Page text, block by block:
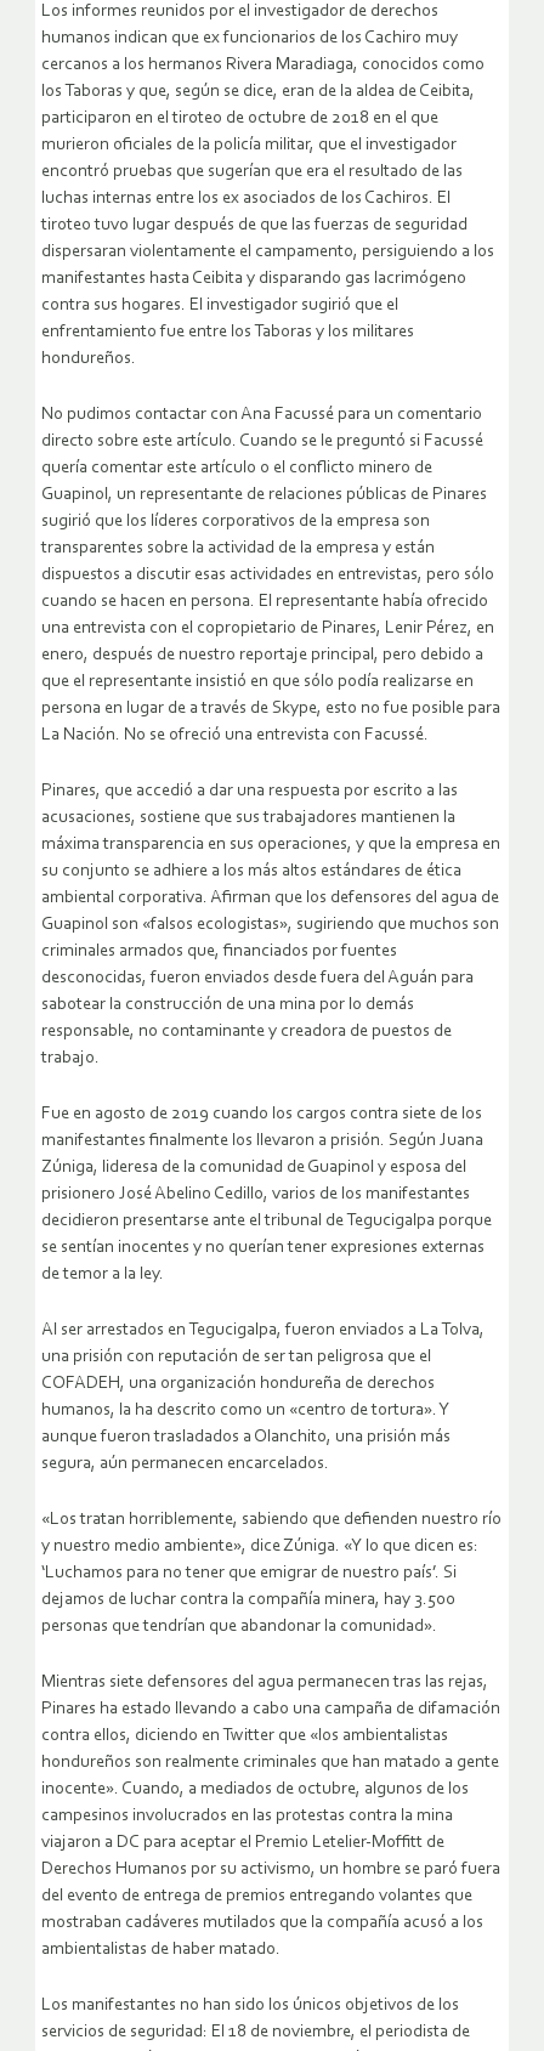
Los informes reunidos por el investigador de derechos
humanos indican que ex funcionarios de los Cachiro muy
cercanos a los hermanos Rivera Maradiaga, conocidos como
los Taboras y que, según se dice, eran de la aldea de Ceibita,
participaron en el tiroteo de octubre de 2018 en el que
murieron oficiales de la policía militar, que el investigador
encontró pruebas que sugerían que era el resultado de las
luchas internas entre los ex asociados de los Cachiros. El
tiroteo tuvo lugar después de que las fuerzas de seguridad
dispersaran violentamente el campamento, persiguiendo a los
manifestantes hasta Ceibita y disparando gas lacrimógeno
contra sus hogares. El investigador sugirió que el
enfrentamiento fue entre los Taboras y los militares
hondureños.
No pudimos contactar con Ana Facussé para un comentario
directo sobre este artículo. Cuando se le preguntó si Facussé
quería comentar este artículo o el conflicto minero de
Guapinol, un representante de relaciones públicas de Pinares
sugirió que los líderes corporativos de la empresa son
transparentes sobre la actividad de la empresa y están
dispuestos a discutir esas actividades en entrevistas, pero sólo
cuando se hacen en persona. El representante había ofrecido
una entrevista con el copropietario de Pinares, Lenir Pérez, en
enero, después de nuestro reportaje principal, pero debido a
que el representante insistió en que sólo podía realizarse en
persona en lugar de a través de Skype, esto no fue posible para
La Nación. No se ofreció una entrevista con Facussé.
Pinares, que accedió a dar una respuesta por escrito a las
acusaciones, sostiene que sus trabajadores mantienen la
máxima transparencia en sus operaciones, y que la empresa en
su conjunto se adhiere a los más altos estándares de ética
ambiental corporativa. Afirman que los defensores del agua de
Guapinol son «falsos ecologistas», sugiriendo que muchos son
criminales armados que, financiados por fuentes
desconocidas, fueron enviados desde fuera del Aguán para
sabotear la construcción de una mina por lo demás
responsable, no contaminante y creadora de puestos de
trabajo.
Fue en agosto de 2019 cuando los cargos contra siete de los
manifestantes finalmente los llevaron a prisión. Según Juana
Zúniga, lideresa de la comunidad de Guapinol y esposa del
prisionero José Abelino Cedillo, varios de los manifestantes
decidieron presentarse ante el tribunal de Tegucigalpa porque
se sentían inocentes y no querían tener expresiones externas
de temor a la ley.
Al ser arrestados en Tegucigalpa, fueron enviados a La Tolva,
una prisión con reputación de ser tan peligrosa que el
COFADEH, una organización hondureña de derechos
humanos, la ha descrito como un «centro de tortura». Y
aunque fueron trasladados a Olanchito, una prisión más
segura, aún permanecen encarcelados.
«Los tratan horriblemente, sabiendo que defienden nuestro río
y nuestro medio ambiente», dice Zúniga. «Y lo que dicen es:
‘Luchamos para no tener que emigrar de nuestro país’. Si
dejamos de luchar contra la compañía minera, hay 3.500
personas que tendrían que abandonar la comunidad».
Mientras siete defensores del agua permanecen tras las rejas,
Pinares ha estado llevando a cabo una campaña de difamación
contra ellos, diciendo en Twitter que «los ambientalistas
hondureños son realmente criminales que han matado a gente
inocente». Cuando, a mediados de octubre, algunos de los
campesinos involucrados en las protestas contra la mina
viajaron a DC para aceptar el Premio Letelier-Moffitt de
Derechos Humanos por su activismo, un hombre se paró fuera
del evento de entrega de premios entregando volantes que
mostraban cadáveres mutilados que la compañía acusó a los
ambientalistas de haber matado.
Los manifestantes no han sido los únicos objetivos de los
servicios de seguridad: El 18 de noviembre, el periodista de